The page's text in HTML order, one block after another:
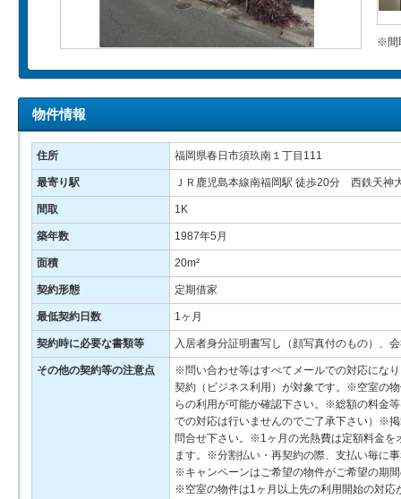
※間
物件情報
住所 福岡県春日市須玖南１丁目111
最寄り駅 ＪＲ鹿児島本線南福岡駅 徒歩20分 西鉄天
間取 1K
築年数 1987年5月
面積 20m²
契約形態 定期借家
最低契約日数 1ヶ月
契約時に必要な書類等 入居者身分証明書写し（顔写真付のもの）、
その他の契約等の注意点
※問い合わせ等はすべてメールでの対応にな
契約（ビジネス利用）が対象です。※空室の
らの利用が可能か確認下さい。※総額の料金
での対応は行いませんのでご了承下さい）※
問合せ下さい。※1ヶ月の光熱費は定額料金を
ます。※分割払い・再契約の際、支払い毎に
※キャンペーンはご希望の物件がご希望の期
※空室の物件は1ヶ月以上先の利用開始の対応